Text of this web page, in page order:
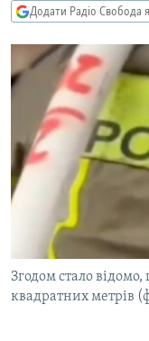
до
КУЛЬТУРА
СПОРТ
УКРАЇНА
СВІТ
КРИМ.РЕАЛІЇ
ТИ ЯК?
СХЕМИ
КИТАЙ.ВИКЛИКИ
МУЛЬТИМЕДІА
ФОТО
СПЕЦПРОЄКТИ
ПОДКАСТИ
КРИМ РЕАЛІЇ
Додати Радіо Свобода
Згодом стало
квадратних метрів